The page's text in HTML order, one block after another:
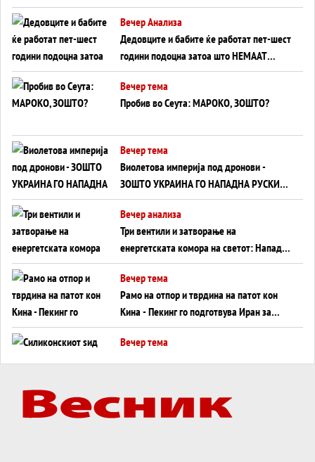
Германија до Црното Море...
Вечер Анализа
Дедовците и бабите ќе работат пет-шест
години подоцна затоа што НЕМААТ
ВНУЦИ ДА ГИ ЗАМЕНАТ
Вечер тема
Пробив во Сеута: МАРОКО, ЗОШТО?
Вечер тема
Виолетова империја под дронови -
ЗОШТО УКРАИНА ГО НАПАДНА РУСКИОТ
WILDBERRIES
Вечер анализа
Три вентили и затворање на
енергетската комора на светот: Нападот
во Суец најавува глобален енергетски
инфаркт?
Вечер тема
Рамо на отпор и тврдина на патот кон
Кина - Пекинг го подготвува Иран за
американска копнена инвазија
Вечер тема
Вечер тема
Трамп тврди дека повторно „разговара“